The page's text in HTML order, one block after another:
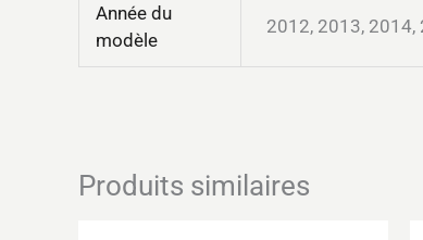
Année du
modèle
2012, 2013, 2014,
Produits similaires